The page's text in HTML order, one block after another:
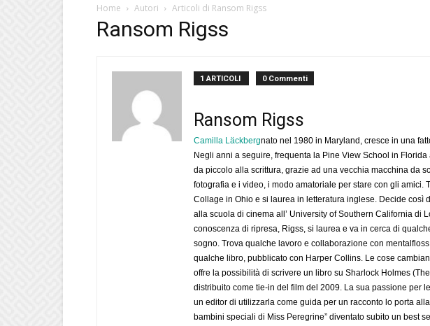
Home Autori Articoli di Ransom Rigss
Ransom Rigss
1 ARTICOLI 0 Commenti
Ransom Rigss
Camilla Läckbergnato nel 1980 in Maryland, cresce in una
Negli anni a seguire, frequenta la Pine View School in
da piccolo alla scrittura, grazie ad una vecchia macchina da
fotografia e i video, i modo amatoriale per stare con gli amici.
Collage in Ohio e si laurea in letteratura inglese. Decide così
alla scuola di cinema all’ University of Southern California di
conoscenza di ripresa, Rigss, si laurea e va in cerca di
sogno. Trova qualche lavoro e collaborazione con
qualche libro, pubblicato con Harper Collins. Le cose
offre la possibilità di scrivere un libro su Sharlock Holmes
distribuito come tie-in del film del 2009. La sua passione per
un editor di utilizzarla come guida per un racconto lo porta
bambini speciali di Miss Peregrine” diventato subito un best